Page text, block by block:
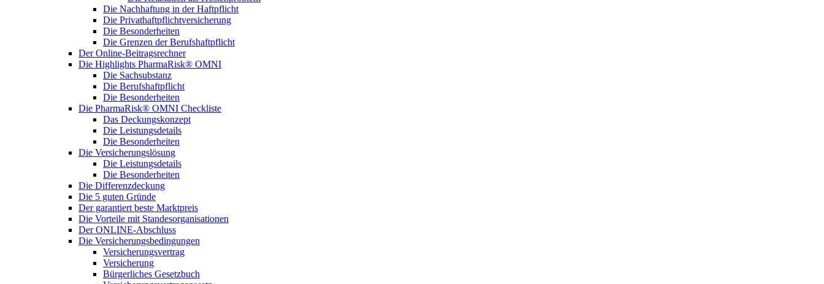
Die Nachhaftung in der Haftpflicht
Die Privathaftpflichtversicherung
Die Besonderheiten
Die Grenzen der Berufshaftpflicht
Der Online-Beitragsrechner
Die Highlights PharmaRisk® OMNI
Die Sachsubstanz
Die Berufshaftpflicht
Die Besonderheiten
Die PharmaRisk® OMNI Checkliste
Das Deckungskonzept
Die Leistungsdetails
Die Besonderheiten
Die Versicherungslösung
Die Leistungsdetails
Die Besonderheiten
Die Differenzdeckung
Die 5 guten Gründe
Der garantiert beste Marktpreis
Die Vorteile mit Standesorganisationen
Der ONLINE-Abschluss
Die Versicherungsbedingungen
Versicherungsvertrag
Versicherung
Bürgerliches Gesetzbuch